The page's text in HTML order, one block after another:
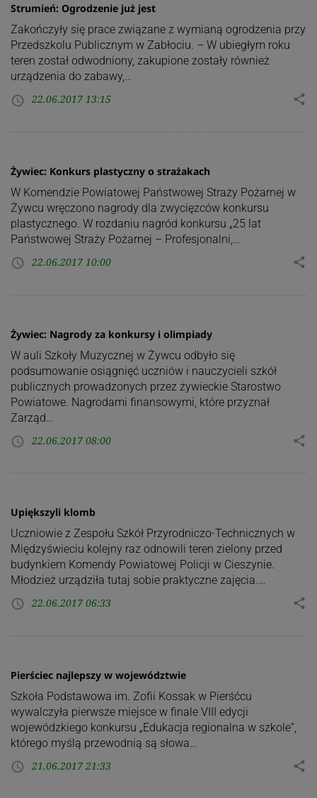
Strumień: Ogrodzenie już jest
Zakończyły się prace związane z wymianą ogrodzenia przy
Przedszkolu Publicznym w Zabłociu. – W ubiegłym roku
teren został odwodniony, zakupione zostały również
urządzenia do zabawy,…
access_time 22.06.2017 13:15 share
Żywiec: Konkurs plastyczny o strażakach
W Komendzie Powiatowej Państwowej Straży Pożarnej w
Żywcu wręczono nagrody dla zwycięzców konkursu
plastycznego. W rozdaniu nagród konkursu „25 lat
Państwowej Straży Pożarnej – Profesjonalni,…
access_time 22.06.2017 10:00 share
Żywiec: Nagrody za konkursy i olimpiady
W auli Szkoły Muzycznej w Żywcu odbyło się
podsumowanie osiągnięć uczniów i nauczycieli szkół
publicznych prowadzonych przez żywieckie Starostwo
Powiatowe. Nagrodami finansowymi, które przyznał
Zarząd…
access_time 22.06.2017 08:00 share
Upiększyli klomb
Uczniowie z Zespołu Szkół Przyrodniczo-Technicznych w
Międzyświeciu kolejny raz odnowili teren zielony przed
budynkiem Komendy Powiatowej Policji w Cieszynie.
Młodzież urządziła tutaj sobie praktyczne zajęcia.…
access_time 22.06.2017 06:33 share
Pierściec najlepszy w województwie
Szkoła Podstawowa im. Zofii Kossak w Pierśćcu
wywalczyła pierwsze miejsce w finale VIII edycji
wojewódzkiego konkursu „Edukacja regionalna w szkole”,
którego myślą przewodnią są słowa…
access_time 21.06.2017 21:33 share